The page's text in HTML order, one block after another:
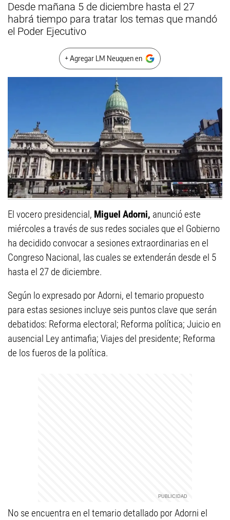
Desde mañana 5 de diciembre hasta el 27
habrá tiempo para tratar los temas que mandó
el Poder Ejecutivo
+ Agregar LM Neuquen en
El vocero presidencial, Miguel Adorni, anunció este
miércoles a través de sus redes sociales que el Gobierno
ha decidido convocar a sesiones extraordinarias en el
Congreso Nacional, las cuales se extenderán desde el 5
hasta el 27 de diciembre.
Según lo expresado por Adorni, el temario propuesto
para estas sesiones incluye seis puntos clave que serán
debatidos: Reforma electoral; Reforma política; Juicio en
ausencial Ley antimafia; Viajes del presidente; Reforma
de los fueros de la política.
No se encuentra en el temario detallado por Adorni el